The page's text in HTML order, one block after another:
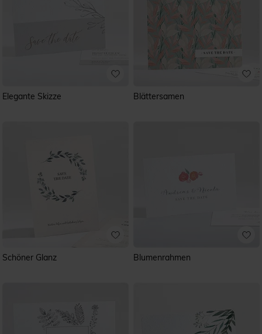
Elegante Skizze Blättersamen
Schöner Glanz Blumenrahmen